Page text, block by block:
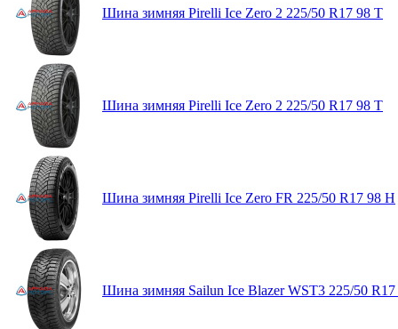
Шина зимняя Pirelli Ice Zero 2 225/50 R17 98 T
Шина зимняя Pirelli Ice Zero 2 225/50 R17 98 T
Шина зимняя Pirelli Ice Zero FR 225/50 R17 98 H
Шина зимняя Sailun Ice Blazer WST3 225/50